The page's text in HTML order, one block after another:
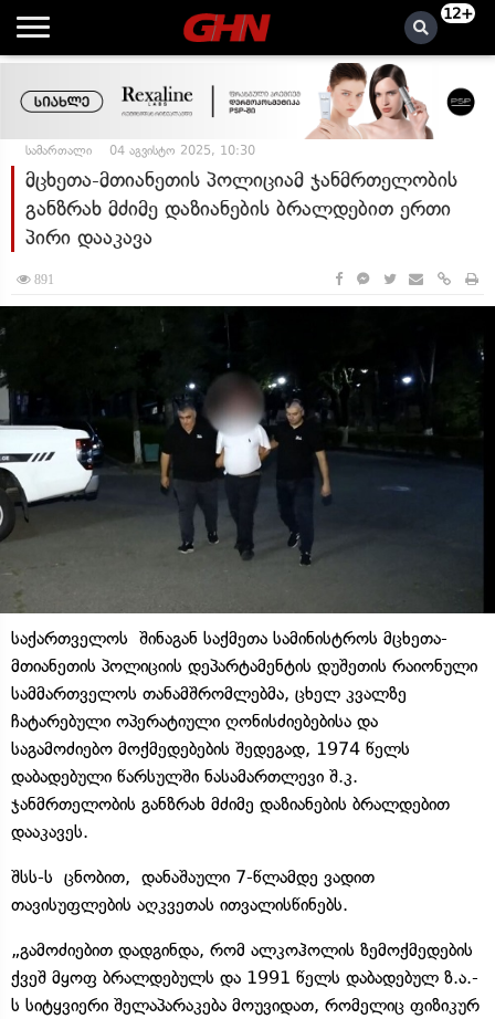
12+
სამართალი 04 აგვისტო 2025, 10:30
მცხეთა-მთიანეთის პოლიციამ ჯანმრთელობის
განზრახ მძიმე დაზიანების ბრალდებით ერთი
პირი დააკავა
891
საქართველოს შინაგან საქმეთა სამინისტროს მცხეთა-
მთიანეთის პოლიციის დეპარტამენტის დუშეთის რაიონული
სამმართველოს თანამშრომლებმა, ცხელ კვალზე
ჩატარებული ოპერატიული ღონისძიებებისა და
საგამოძიებო მოქმედებების შედეგად, 1974 წელს
დაბადებული წარსულში ნასამართლევი შ.კ.
ჯანმრთელობის განზრახ მძიმე დაზიანების ბრალდებით
დააკავეს.
შსს-ს ცნობით, დანაშაული 7-წლამდე ვადით
თავისუფლების აღკვეთას ითვალისწინებს.
„გამოძიებით დადგინდა, რომ ალკოჰოლის ზემოქმედების
ქვეშ მყოფ ბრალდებულს და 1991 წელს დაბადებულ ზ.ა.-
ს სიტყვიერი შელაპარაკება მოუვიდათ, რომელიც ფიზიკურ